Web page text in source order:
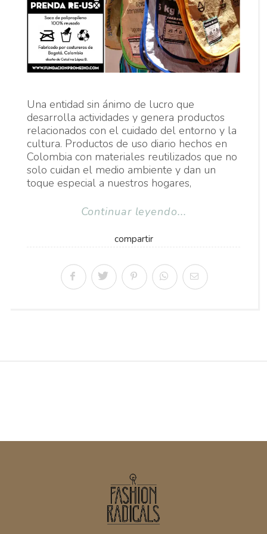
Una entidad sin ánimo de lucro que
desarrolla actividades y genera productos
relacionados con el cuidado del entorno y la
cultura. Productos de uso diario hechos en
Colombia con materiales reutilizados que no
solo cuidan el medio ambiente y dan un
toque especial a nuestros hogares,
Continuar leyendo...
compartir